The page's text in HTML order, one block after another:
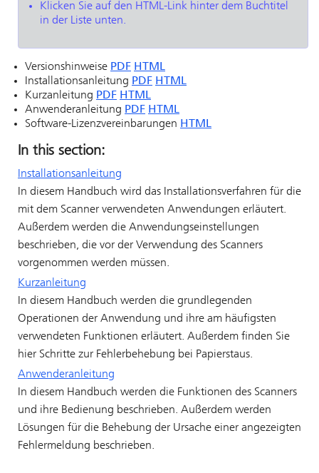
Klicken Sie auf den HTML-Link hinter dem Buchtitel
in der Liste unten.
Versionshinweise PDF HTML
Installationsanleitung PDF HTML
Kurzanleitung PDF HTML
Anwenderanleitung PDF HTML
Software-Lizenzvereinbarungen HTML
In this section:
Installationsanleitung
In diesem Handbuch wird das Installationsverfahren für die
mit dem Scanner verwendeten Anwendungen erläutert.
Außerdem werden die Anwendungseinstellungen
beschrieben, die vor der Verwendung des Scanners
vorgenommen werden müssen.
Kurzanleitung
In diesem Handbuch werden die grundlegenden
Operationen der Anwendung und ihre am häufigsten
verwendeten Funktionen erläutert. Außerdem finden Sie
hier Schritte zur Fehlerbehebung bei Papierstaus.
Anwenderanleitung
In diesem Handbuch werden die Funktionen des Scanners
und ihre Bedienung beschrieben. Außerdem werden
Lösungen für die Behebung der Ursache einer angezeigten
Fehlermeldung beschrieben.